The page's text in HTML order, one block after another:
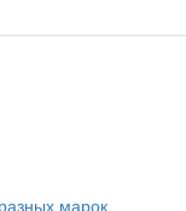
марок